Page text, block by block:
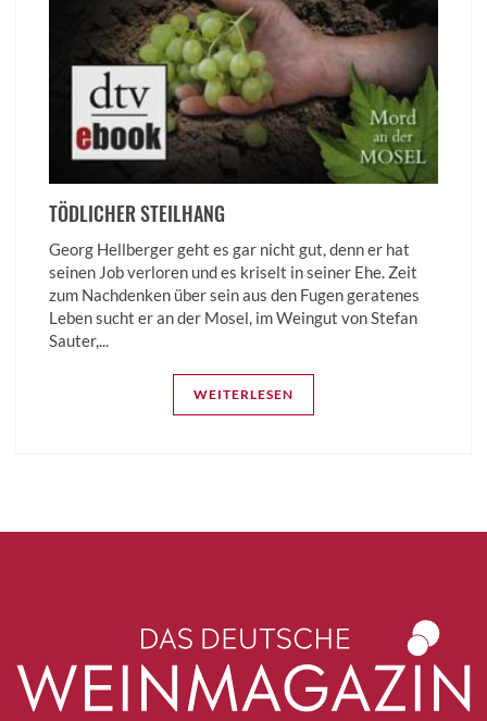
TÖDLICHER STEILHANG
Georg Hellberger geht es gar nicht gut, denn er hat
seinen Job verloren und es kriselt in seiner Ehe. Zeit
zum Nachdenken über sein aus den Fugen geratenes
Leben sucht er an der Mosel, im Weingut von Stefan
Sauter,...
WEITERLESEN